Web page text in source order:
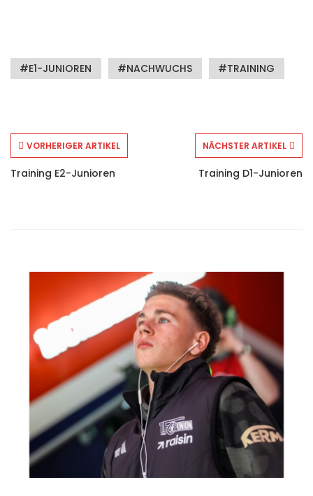
E1-JUNIOREN NACHWUCHS TRAINING
VORHERIGER ARTIKEL
Training E2-Junioren
NÄCHSTER ARTIKEL
Training D1-Junioren